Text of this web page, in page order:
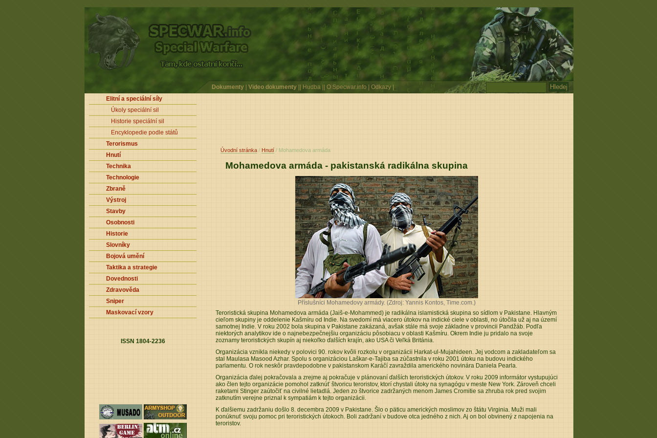
Dokumenty Video dokumenty Hudba O Specwar.info Odkazy
Elitní a speciální síly
Úkoly speciální sil
Historie speciální sil
Encyklopedie podle států
Terorismus
Hnutí
Technika
Technologie
Zbraně
Výstroj
Stavby
Osobnosti
Historie
Slovníky
Bojová umění
Taktika a strategie
Dovednosti
Zdravověda
Sniper
Maskovací vzory
ISSN 1804-2236
Úvodní stránka / Hnutí / Mohamedova armáda
Mohamedova armáda - pakistanská radikálna skupina
Příslušníci Mohamedovy armády. (Zdroj: Yannis Kontos, Time.com.)
Teroristická skupina Mohamedova armáda (Jaiš-e-Mohammed) je radikálna islamistická skupina so sídlom v Pakistane. Hlavným
cieľom skupiny je oddelenie Kašmíru od Indie. Na svedomí má viacero útokov na indické ciele v oblasti, no útočila už aj na území
samotnej Indie. V roku 2002 bola skupina v Pakistane zakázaná, avšak stále má svoje základne v provincii Pandžáb. Podľa
niektorých analytikov ide o najnebezpečnejšiu organizáciu pôsobiacu v oblasti Kašmíru. Okrem Indie ju pridalo na svoje
zoznamy teroristických skupín aj niekoľko ďalších krajín, ako USA či Veľká Británia.
Organizácia vznikla niekedy v polovici 90. rokov kvôli rozkolu v organizácii Harkat-ul-Mujahideen. Jej vodcom a zakladateľom sa
stal Maulasa Masood Azhar. Spolu s organizáciou Laškar-e-Tajiba sa zúčastnila v roku 2001 útoku na budovu indického
parlamentu. O rok neskôr pravdepodobne v pakistanskom Karáčí zavraždila amerického novinára Daniela Pearla.
Organizácia ďalej pokračovala a zrejme aj pokračuje v plánovaní ďalších teroristických útokov. V roku 2009 informátor vystupujúci
ako člen tejto organizácie pomohol zatknúť štvoricu teroristov, ktorí chystali útoky na synagógu v meste New York. Zároveň chceli
raketami Stinger zaútočiť na civilné lietadlá. Jeden zo štvorice zadržaných menom James Cromitie sa zhruba rok pred svojim
zatknutím verejne priznal k sympatiám k tejto organizácii.
K ďalšiemu zadržaniu došlo 8. decembra 2009 v Pakistane. Šlo o päticu amerických moslimov zo štátu Virginia. Muži mali
ponúknuť svoju pomoc pri teroristických útokoch. Boli zadržaní v budove otca jedného z nich. Aj on bol obvinený z napojenia na
teroristov.